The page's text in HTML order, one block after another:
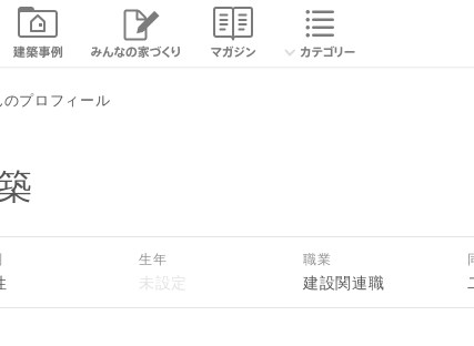
続きを読む
プロフィール
生年 職業
建設関連職